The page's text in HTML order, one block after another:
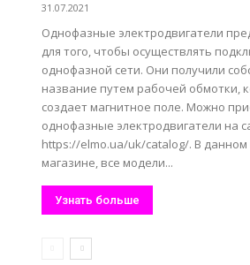
31.07.2021
Однофазные электродвигатели
для того, чтобы осуществлять
однофазной сети. Они получили
название путем рабочей обмотки,
создает магнитное поле. Можно
однофазные электродвигатели на
https://elmo.ua/uk/catalog/. В данном
магазине, все модели...
Узнать больше